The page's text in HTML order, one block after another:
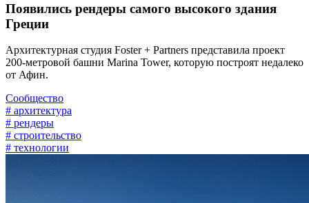
Появились рендеры самого высокого здания
Греции
Архитектурная студия Foster + Partners представила проект
200-метровой башни Marina Tower, которую построят недалеко
от Афин.
Сообщество
# архитектура
# рендеры
# строительство
# технологии